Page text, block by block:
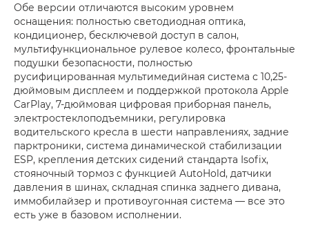
Обе версии отличаются высоким уровнем
оснащения: полностью светодиодная оптика,
кондиционер, бесключевой доступ в салон,
мультифункциональное рулевое колесо, фронтальные
подушки безопасности, полностью
русифицированная мультимедийная система с 10,25-
дюймовым дисплеем и поддержкой протокола Apple
CarPlay, 7-дюймовая цифровая приборная панель,
электростеклоподъемники, регулировка
водительского кресла в шести направлениях, задние
парктроники, система динамической стабилизации
ESP, крепления детских сидений стандарта Isofix,
стояночный тормоз с функцией AutoHold, датчики
давления в шинах, складная спинка заднего дивана,
иммобилайзер и противоугонная система — все это
есть уже в базовом исполнении.